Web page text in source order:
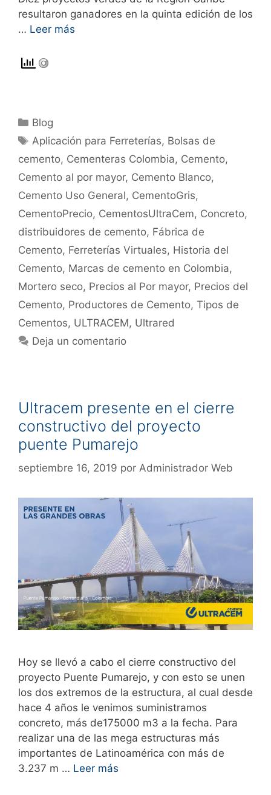
resultaron ganadores en la quinta edición de los
… Leer más
Blog
Aplicación para Ferreterías, Bolsas de
cemento, Cementeras Colombia, Cemento,
Cemento al por mayor, Cemento Blanco,
Cemento Uso General, CementoGris,
CementoPrecio, CementosUltraCem, Concreto,
distribuidores de cemento, Fábrica de
Cemento, Ferreterías Virtuales, Historia del
Cemento, Marcas de cemento en Colombia,
Mortero seco, Precios al Por mayor, Precios del
Cemento, Productores de Cemento, Tipos de
Cementos, ULTRACEM, Ultrared
Deja un comentario
Ultracem presente en el cierre
constructivo del proyecto
puente Pumarejo
septiembre 16, 2019 por Administrador Web
Hoy se llevó a cabo el cierre constructivo del
proyecto Puente Pumarejo, y con esto se unen
los dos extremos de la estructura, al cual desde
hace 4 años le venimos suministramos
concreto, más de175000 m3 a la fecha. Para
realizar una de las mega estructuras más
importantes de Latinoamérica con más de
3.237 m … Leer más